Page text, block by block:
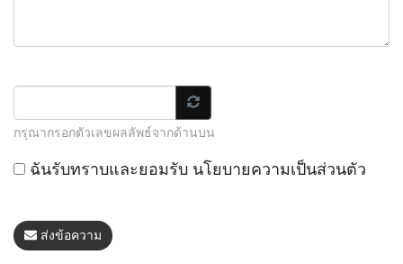
กรุณากรอกตัวเลขผลลัพธ์จากด้านบน
ฉันรับทราบและยอมรับ นโยบายความเป็นส่วนตัว
ส่งข้อความ